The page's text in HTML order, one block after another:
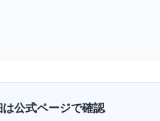
公式ページで確認